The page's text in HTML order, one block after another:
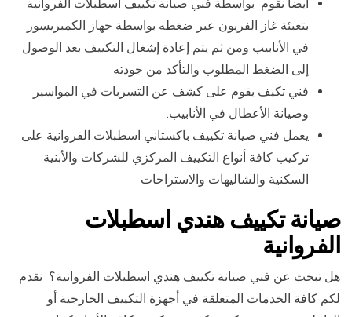
أيضا نقوم بواسطة فني صيانة تكييف اسطبلات الفروانية
بتعبئة غاز الفريون عبر ضغطه بواسطة جهاز الكمبريسور
في الأنابيب ومن ثم يتم إعادة إشغال التكييف بعد الوصول
إلى الضغط المطلوب والتأكد من جودته
فني تكيف يقوم على كشف عن التسربات في المواسير
وصيانة الأعطال في الأنابيب.
يعمل فني صيانة تكييف باكستاني اسطبلات الفروانية على
تركيب كافة أنواع التكييف المركزي للشركات والأبنية
السكنية والشاليهات والاستراحات
صيانة تكييف هندي اسطبلات
الفروانية
هل تبحث عن فني صيانة تكييف هندي اسطبلات الفروانية؟ نقدم
لكم كافة الخدمات المتعلقة في أجهزة التكييف الخارجية أو